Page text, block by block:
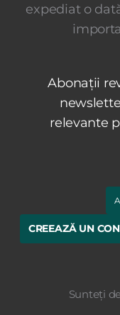
expediat o
Abonații
relevante
CREEAZĂ UN
Sunteți